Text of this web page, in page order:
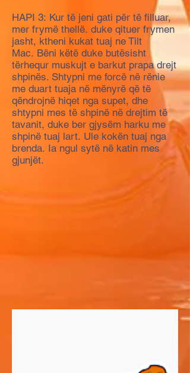
HAPI 3: Kur të jeni gati për të filluar,
mer frymë thellë. duke qituer frymen
jasht, ktheni kukat tuaj ne Tilt
Mac. Bëni këtë duke butësisht
tërhequr muskujt e barkut prapa drejt
shpinës. Shtypni me forcë në rënie
me duart tuaja në mënyrë që të
qëndrojnë hiqet nga supet, dhe
shtypni mes të shpinë në drejtim të
tavanit, duke ber gjysëm harku me
shpinë tuaj lart. Ule kokën tuaj nga
brenda. Ia ngul sytë në katin mes
gjunjët.